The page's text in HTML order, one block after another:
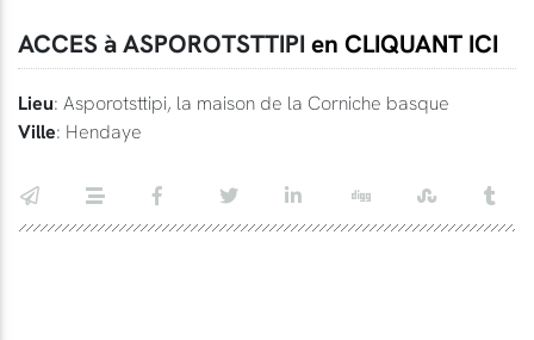
ACCES à ASPOROTSTTIPI en CLIQUANT ICI
Lieu: Asporotsttipi, la maison de la Corniche basque
Ville: Hendaye